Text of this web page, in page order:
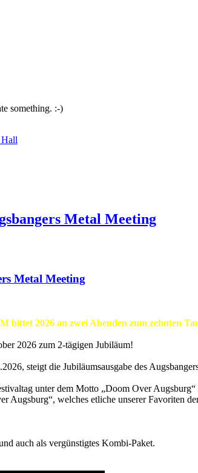
something. :-)
Metal Meeting
Metal Meeting
bittet 2026 an zwei Abenden zum zehnten
2026 zum 2-tägigen Jubiläum!
steigt die Jubiläumsausgabe des
unter dem Motto „Doom Over
Augsburg“, welches etliche unserer Favoriten
auch als vergünstigtes Kombi-Paket.